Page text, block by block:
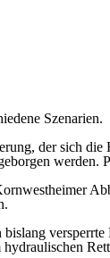
Szenarien.
der sich
werden.